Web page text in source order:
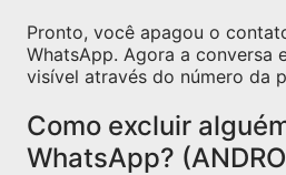
Pronto, você apagou o
WhatsApp. Agora a conversa
visível através do número da
Como excluir
WhatsApp?